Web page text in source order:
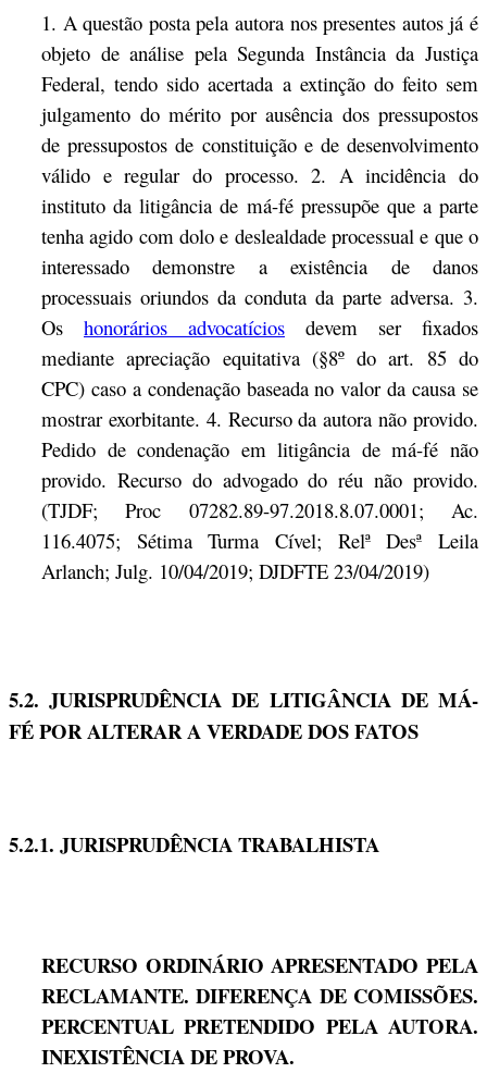
1. A questão posta pela autora nos presentes autos já é
objeto de análise pela Segunda Instância da Justiça
Federal, tendo sido acertada a extinção do feito sem
julgamento do mérito por ausência dos pressupostos
de pressupostos de constituição e de desenvolvimento
válido e regular do processo. 2. A incidência do
instituto da litigância de má-fé pressupõe que a parte
tenha agido com dolo e deslealdade processual e que o
interessado demonstre a existência de danos
processuais oriundos da conduta da parte adversa. 3.
Os honorários advocatícios devem ser fixados
mediante apreciação equitativa (§8º do art. 85 do
CPC) caso a condenação baseada no valor da causa se
mostrar exorbitante. 4. Recurso da autora não provido.
Pedido de condenação em litigância de má-fé não
provido. Recurso do advogado do réu não provido.
(TJDF; Proc 07282.89-97.2018.8.07.0001; Ac.
116.4075; Sétima Turma Cível; Relª Desª Leila
Arlanch; Julg. 10/04/2019; DJDFTE 23/04/2019)
5.2. JURISPRUDÊNCIA DE LITIGÂNCIA DE MÁ-
FÉ POR ALTERAR A VERDADE DOS FATOS
5.2.1. JURISPRUDÊNCIA TRABALHISTA
RECURSO ORDINÁRIO APRESENTADO PELA
RECLAMANTE. DIFERENÇA DE COMISSÕES.
PERCENTUAL PRETENDIDO PELA AUTORA.
INEXISTÊNCIA DE PROVA.